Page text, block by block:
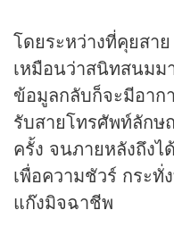
โดยระหว่างที่คุยสา
เหมือนว่าสนิทสนมม
ข้อมูลกลับก็จะมีอาก
รับสายโทรศัพท์ลัก
ครั้ง จนภายหลังถึง
เพื่อความชัวร์ กระทั่
แก๊งมิจฉาชีพ